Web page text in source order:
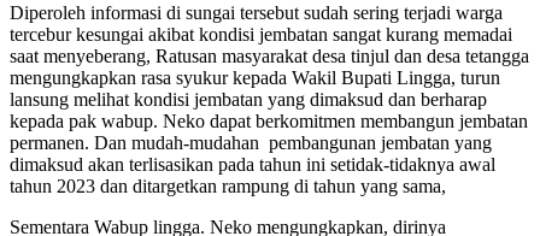
Diperoleh informasi di sungai tersebut sudah sering terjadi warga
tercebur kesungai akibat kondisi jembatan sangat kurang memadai
saat menyeberang, Ratusan masyarakat desa tinjul dan desa tetangga
mengungkapkan rasa syukur kepada Wakil Bupati Lingga, turun
lansung melihat kondisi jembatan yang dimaksud dan berharap
kepada pak wabup. Neko dapat berkomitmen membangun jembatan
permanen. Dan mudah-mudahan pembangunan jembatan yang
dimaksud akan terlisasikan pada tahun ini setidak-tidaknya awal
tahun 2023 dan ditargetkan rampung di tahun yang sama,
Sementara Wabup lingga. Neko mengungkapkan, dirinya